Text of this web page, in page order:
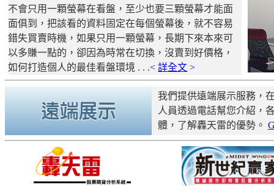
不會只用一顆螢幕在看盤，至少也要三顆螢幕才能面
面俱到，把該看的資料固定在每個螢幕後，就不容易
錯失買賣時機，如果只用一顆螢幕，長期下來本來可
以多賺一點的，卻因為時常在切換，沒賣到好價格，
如何打造個人的最佳看盤環境 . . .<詳全文 >
我們提供遠端展示服務，
人員透過電話幫您介紹，
體，了解轟天雷的優勢。